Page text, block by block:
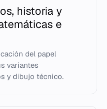
historia y
e
del papel
variantes
y dibujo técnico.